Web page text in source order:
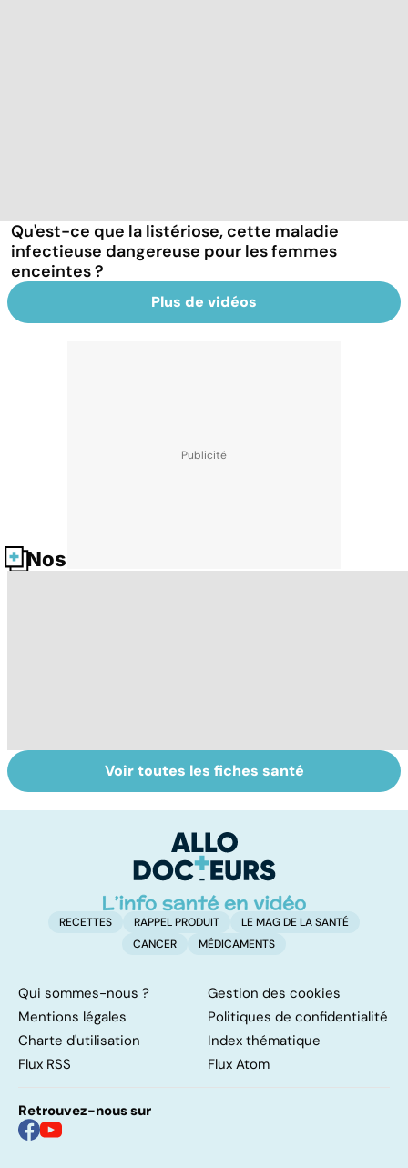
Qu'est-ce que la listériose, cette maladie
infectieuse dangereuse pour les femmes
enceintes ?
Plus de vidéos
Nos fiches santé
Suicide : prévenir
le passage à
La tuberculose
pulmonaire
Voir toutes les fiches santé
RECETTES RAPPEL PRODUIT
LE MAG DE LA SANTÉ
CANCER
MÉDICAMENTS
Qui sommes-nous ?
Gestion des cookies
Mentions légales
Politiques de confidentialité
Charte d'utilisation
Index thématique
Flux RSS
Flux Atom
Retrouvez-nous sur